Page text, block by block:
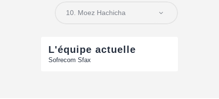
Groupe B
L'équipe actuelle
Sofrecom Sfax